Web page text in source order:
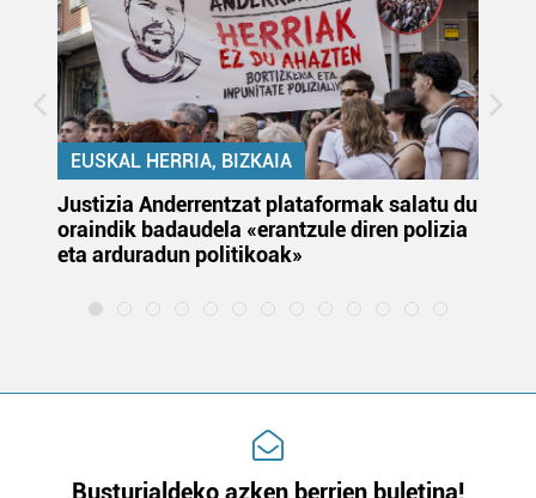
EUSKAL HERRIA, BIZKAIA
Justizia Anderrentzat plataformak salatu du
oraindik badaudela «erantzule diren polizia
eta arduradun politikoak»
Busturialdeko azken berrien buletina!